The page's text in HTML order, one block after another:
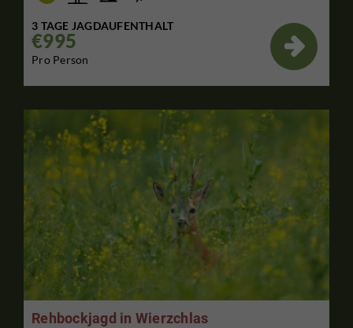
3 TAGE JAGDAUFENTHALT
€995
Pro Person

Rehbockjagd in Wierzchlas